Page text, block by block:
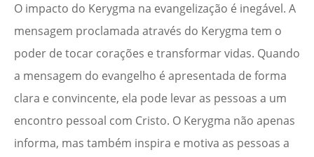
O impacto do Kerygma na evangelização é inegável. A
mensagem proclamada através do Kerygma tem o
poder de tocar corações e transformar vidas. Quando
a mensagem do evangelho é apresentada de forma
clara e convincente, ela pode levar as pessoas a um
encontro pessoal com Cristo. O Kerygma não apenas
informa, mas também inspira e motiva as pessoas a